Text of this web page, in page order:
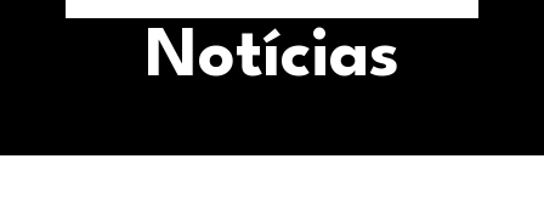
Notícias